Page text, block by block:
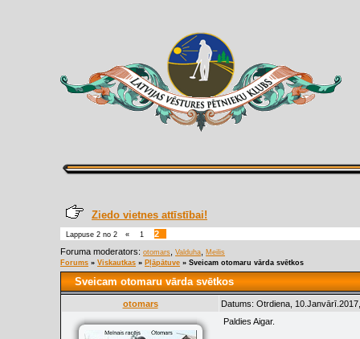
Ziedo vietnes attīstībai!
Lappuse 2 no 2 « 1
2
Foruma moderators: otomars Valduha
Meilis
Forums » Viskautkas » Pļāpātuve » Sveicam otomaru vārda svētkos
Sveicam otomaru vārda svētkos
otomars Datums: Otrdiena,
Paldies Aigar.